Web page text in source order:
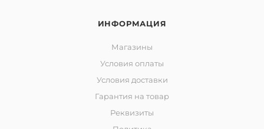
ИНФОРМАЦИЯ
Магазины
Условия оплаты
Условия доставки
Гарантия на товар
Реквизиты